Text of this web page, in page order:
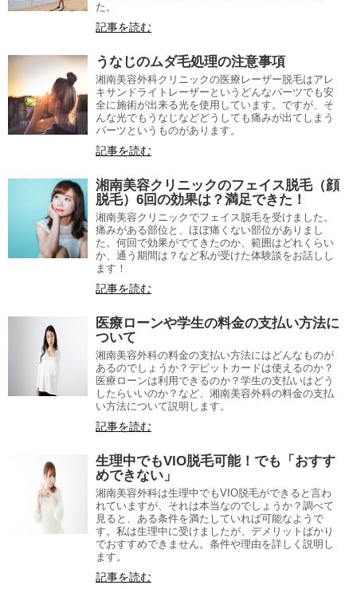
た。
記事を読む
うなじのムダ毛処理の注意事項
湘南美容外科クリニックの医療レーザー脱毛はアレ
キサンドライトレーザーというどんなパーツでも安
全に施術が出来る光を使用しています。ですが、そ
んな光でもうなじなどどうしても痛みが出てしまう
パーツというものがあります。
記事を読む
湘南美容クリニックのフェイス脱毛（顔
脱毛）6回の効果は？満足できた！
湘南美容クリニックでフェイス脱毛を受けました。
痛みがある部位と、ほぼ痛くない部位がありまし
た。何回で効果がでてきたのか、範囲はどれくらい
か、通う期間は？など私が受けた体験談をお話しし
ます！
記事を読む
医療ローンや学生の料金の支払い方法に
ついて
湘南美容外科の料金の支払い方法にはどんなものが
あるのでしょうか？デビットカードは使えるのか？
医療ローンは利用できるのか？学生の支払いはどう
したらいいのか？など、湘南美容外科の料金の支払
い方法について説明します。
記事を読む
生理中でもVIO脱毛可能！でも「おすす
めできない」
湘南美容外科は生理中でもVIO脱毛ができると言わ
れていますが、それは本当なのでしょうか？調べて
見ると、ある条件を満たしていれば可能なようで
す。私は生理中に受けましたが、デメリットばかり
でおすすめできません。条件や理由を詳しく説明し
ます。
記事を読む